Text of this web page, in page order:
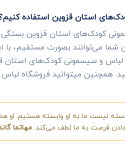
استان قزوین استفاده
کودک‌های استان قزوین بستگی
شما می‌توانند بصورت مستقیم،
و سیسمونی کودک‌های استان
همچنین میتوانید فروشگاه
نیست ما به او وابسته هستیم. او
دادن فرصت به ما لطف می‌کند.مهاتما